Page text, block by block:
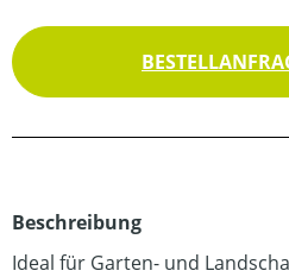
Beschreibung
Ideal für Garten- und